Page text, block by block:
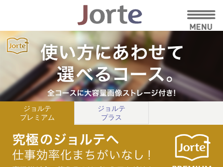
ジョルテ
プレミアム
ジョルテ
プラス